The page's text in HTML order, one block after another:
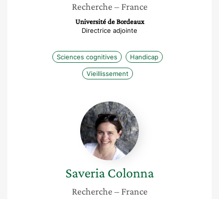
Recherche – France
Université de Bordeaux
Directrice adjointe
Sciences cognitives Handicap
Vieillissement
Saveria
Colonna
Saveria Colonna
Recherche – France